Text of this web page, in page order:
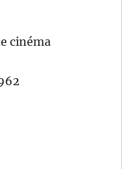
cinéma